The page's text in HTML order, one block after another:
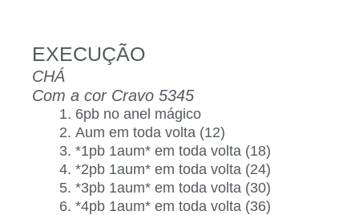
EXECUÇÃO
CHÁ
Com a cor Cravo 5345
6pb no anel mágico
Aum em toda volta (12)
*1pb 1aum* em toda volta (18)
*2pb 1aum* em toda volta (24)
*3pb 1aum* em toda volta (30)
*4pb 1aum* em toda volta (36)